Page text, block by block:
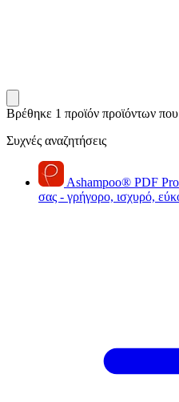
Βρέθηκε 1 προϊόν προϊόντων
Συχνές αναζητήσεις
Ashampoo® PDF
σας - γρήγορο, ισχυρό,